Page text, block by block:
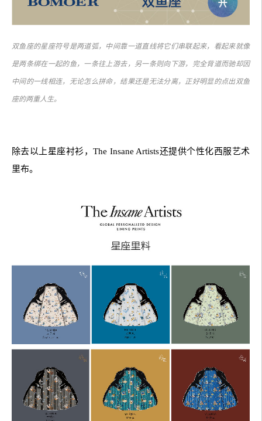
双鱼座的星座符号是两道弧，中间靠一道直线将它们串联起来，看起来就像
是两条绑在一起的鱼，一条往上游去，另一条则向下游，完全背道而驰却因
中间的一线相连，无论怎么拼命，结果还是无法分离，正好明显的点出双鱼
座的两重人生。
除去以上星座衬衫，The Insane Artists还提供个性化西服艺术
里布。